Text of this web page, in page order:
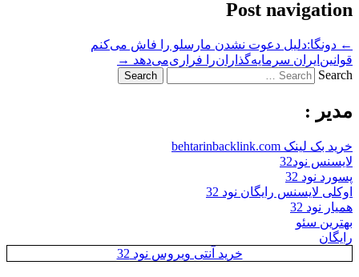
Post navigation
← دونگا:دلیل دعوت نشدن مارسلو را فاش می‌کنم
قوانین‌ایران سرمایه‌گذاران‌را فراری‌می‌دهد →
Search
مدیر :
خرید بک لینک behtarinbacklink.com
لایسنس نود32
پسورد نود 32
اوکلی لایسنس رایگان نود 32
همیار نود 32
بهترین سئو
رایگان
خرید آنتی ویروس نود 32